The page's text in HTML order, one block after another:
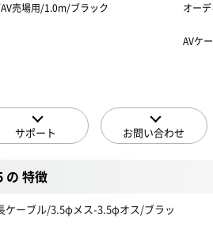
売場用/1.0m/ブラック オー
AVケ
サポート お問い合わせ
の 特徴
ケーブル/3.5φメス-3.5φオス/ブラッ